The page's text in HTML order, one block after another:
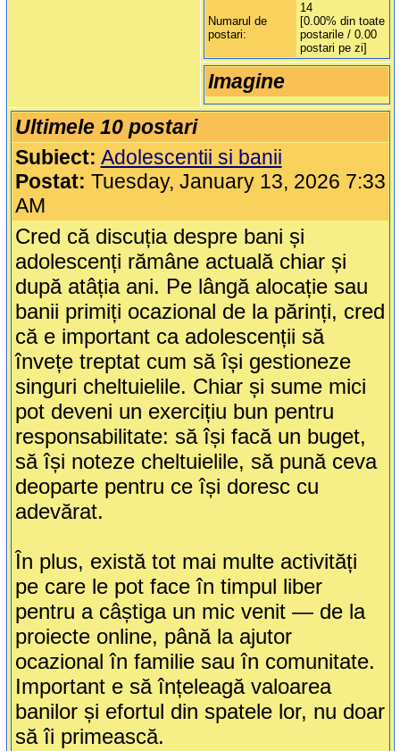
Numarul de
postari:
14
[0.00% din toate
postarile / 0.00
postari pe zi]
Imagine
Ultimele 10 postari
Subiect: Adolescentii si banii
Postat: Tuesday, January 13, 2026 7:33
AM
Cred că discuția despre bani și
adolescenți rămâne actuală chiar și
după atâția ani. Pe lângă alocație sau
banii primiți ocazional de la părinți, cred
că e important ca adolescenții să
învețe treptat cum să își gestioneze
singuri cheltuielile. Chiar și sume mici
pot deveni un exercițiu bun pentru
responsabilitate: să își facă un buget,
să își noteze cheltuielile, să pună ceva
deoparte pentru ce își doresc cu
adevărat.
În plus, există tot mai multe activități
pe care le pot face în timpul liber
pentru a câștiga un mic venit — de la
proiecte online, până la ajutor
ocazional în familie sau în comunitate.
Important e să înțeleagă valoarea
banilor și efortul din spatele lor, nu doar
să îi primească.